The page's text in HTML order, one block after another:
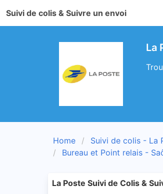
Suivi de colis & Suivre un envoi
La
Home Suivi de colis - La
Bureau et Point relais -
La Poste Suivi de Colis &